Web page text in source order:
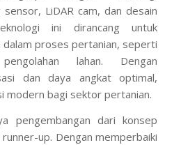
sensor, LiDAR cam, dan desain
ini dirancang untuk
dalam proses pertanian, seperti
lahan. Dengan
dan daya angkat optimal,
modern bagi sektor pertanian.
pengembangan dari konsep
runner-up. Dengan memperbaiki